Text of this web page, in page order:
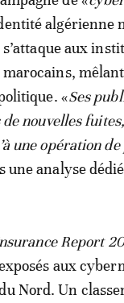
algérienne
aux
«Ses
nouvelles
une opération
une analyse
Report
aux
Nord. Un